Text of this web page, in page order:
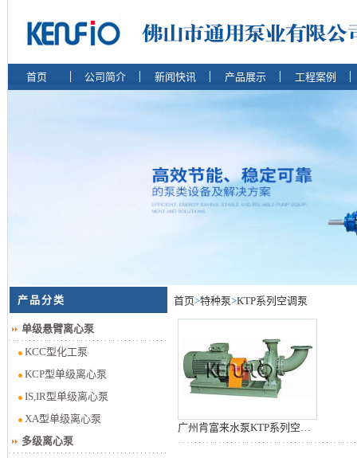
首页 公司简介 新闻快讯 产品展示 工程案例
产品分类
单级悬臂离心泵
KCC型化工泵
KCP型单级离心泵
IS,IR型单级离心泵
XA型单级离心泵
多级离心泵
首页>特种泵>KTP系列空调泵
广州肯富来水泵KTP系列空调泵